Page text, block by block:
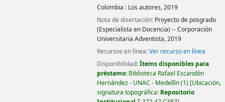
Colombia : Los autores,2019
Nota de disertación: Proyecto de posgrado
(Especialista en Docencia) -- Corporación
Universitaria Adventista, 2019
Recursos en línea:Ver recurso en línea
Disponibilidad:Ítems disponibles para
préstamo: Biblioteca Rafael Escandón
Hernández - UNAC - Medellín(1) Ubicación,
signatura topográfica: Repositorio